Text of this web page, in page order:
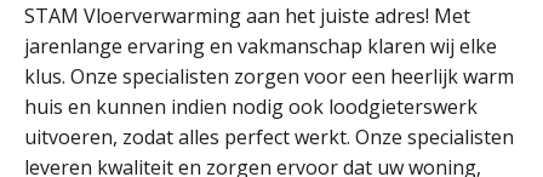
STAM Vloerverwarming aan het juiste adres! Met
jarenlange ervaring en vakmanschap klaren wij elke
klus. Onze specialisten zorgen voor een heerlijk warm
huis en kunnen indien nodig ook loodgieterswerk
uitvoeren, zodat alles perfect werkt. Onze specialisten
leveren kwaliteit en zorgen ervoor dat uw woning,